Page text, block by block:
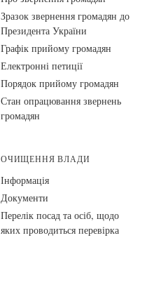
Зразок звернення громадян до
Президента України
Графік прийому громадян
Електронні петиції
Порядок прийому громадян
Стан опрацювання звернень
громадян
ОЧИЩЕННЯ ВЛАДИ
Інформація
Документи
Перелік посад та осіб, щодо
яких проводиться перевірка